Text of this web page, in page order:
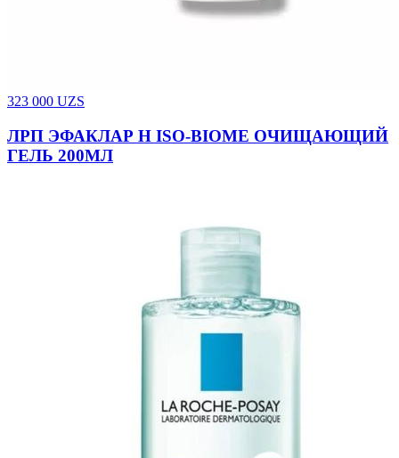
323 000 UZS
ЛРП ЭФАКЛАР Н ISO-BIOME ОЧИЩАЮЩИЙ
ГЕЛЬ 200МЛ